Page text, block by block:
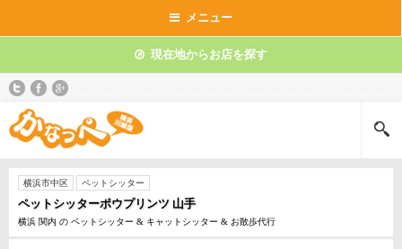
メニュー
現在地からお店を探す
横浜市中区 ペットシッター
ペットシッターポウプリンツ 山手
横浜 関内 の ペットシッター & キャットシッター & お散歩代行